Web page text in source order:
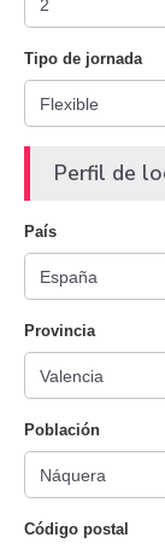
Tipo de jornada
Perfil de
País
Provincia
Población
Código postal